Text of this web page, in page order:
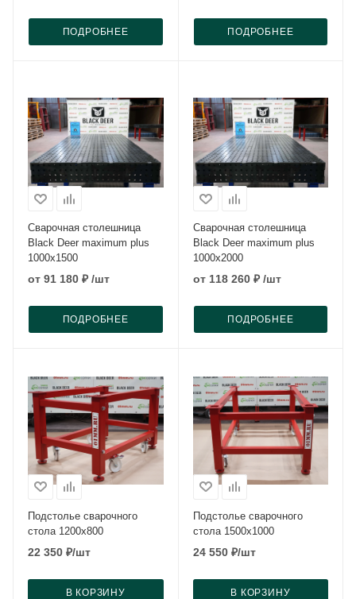
ПОДРОБНЕЕ ПОДРОБНЕЕ
Сварочная столешница
Black Deer maximum plus
1000x1500
от 91 180 ₽ /шт
ПОДРОБНЕЕ
Сварочная столешница
Black Deer maximum plus
1000x2000
от 118 260 ₽ /шт
ПОДРОБНЕЕ
Подстолье сварочного
стола 1200x800
22 350 ₽/шт
В КОРЗИНУ
Подстолье сварочного
стола 1500x1000
24 550₽/шт
В КОРЗИНУ